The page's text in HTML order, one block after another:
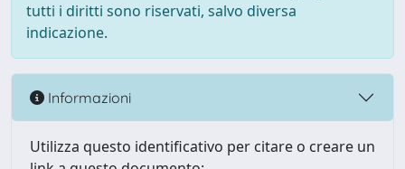
tutti i diritti sono riservati, salvo diversa
indicazione.
Informazioni
Utilizza questo identificativo per citare o creare un